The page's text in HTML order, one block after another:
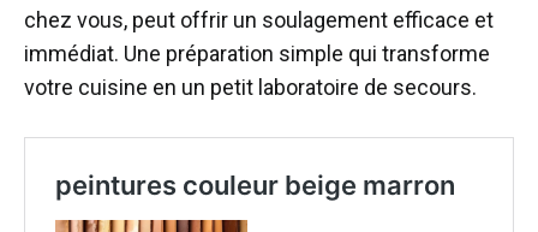
chez vous, peut offrir un soulagement efficace et
immédiat. Une préparation simple qui transforme
votre cuisine en un petit laboratoire de secours.